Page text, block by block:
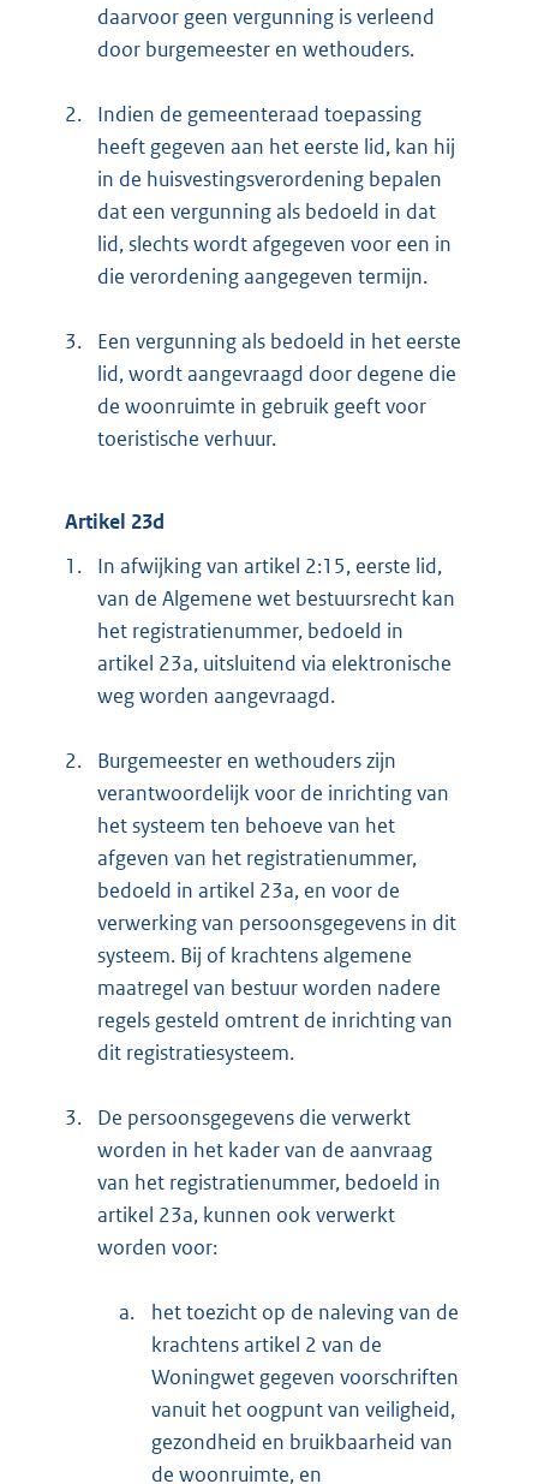
daarvoor geen vergunning is verleend
door burgemeester en wethouders.
2.
Indien de gemeenteraad toepassing
heeft gegeven aan het eerste lid, kan hij
in de huisvestingsverordening bepalen
dat een vergunning als bedoeld in dat
lid, slechts wordt afgegeven voor een in
die verordening aangegeven termijn.
3.
Een vergunning als bedoeld in het eerste
lid, wordt aangevraagd door degene die
de woonruimte in gebruik geeft voor
toeristische verhuur.
Artikel 23d
1.
In afwijking van artikel 2:15, eerste lid,
van de Algemene wet bestuursrecht kan
het registratienummer, bedoeld in
artikel 23a, uitsluitend via elektronische
weg worden aangevraagd.
2.
Burgemeester en wethouders zijn
verantwoordelijk voor de inrichting van
het systeem ten behoeve van het
afgeven van het registratienummer,
bedoeld in artikel 23a, en voor de
verwerking van persoonsgegevens in dit
systeem. Bij of krachtens algemene
maatregel van bestuur worden nadere
regels gesteld omtrent de inrichting van
dit registratiesysteem.
3.
De persoonsgegevens die verwerkt
worden in het kader van de aanvraag
van het registratienummer, bedoeld in
artikel 23a, kunnen ook verwerkt
worden voor:
a.
het toezicht op de naleving van de
krachtens artikel 2 van de
Woningwet gegeven voorschriften
vanuit het oogpunt van veiligheid,
gezondheid en bruikbaarheid van
de woonruimte, en